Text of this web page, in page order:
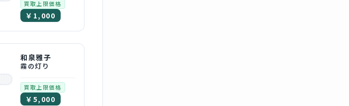
買取上限価格
￥1,000
和泉雅子
霧の灯り
買取上限価格
￥5,000